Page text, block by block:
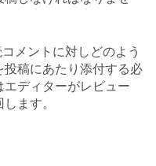
メントに対しどのよう
稿にあたり添付する必
ディターがレビュー
ます。